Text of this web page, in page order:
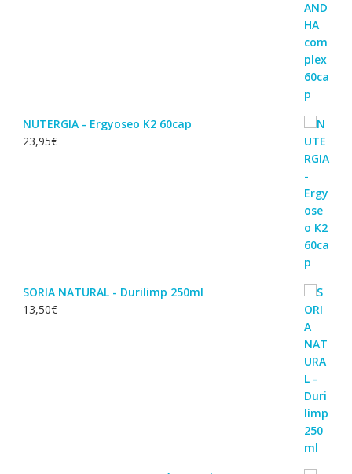
NUTERGIA - Ergyoseo K2 60cap
23,95€
SORIA NATURAL - Durilimp 250ml
13,50€